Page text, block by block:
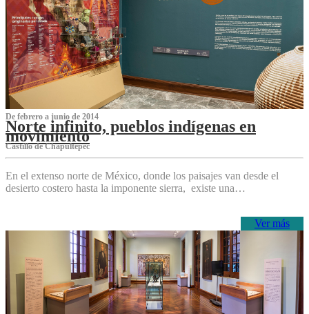
De febrero a junio de 2014
Norte infinito, pueblos indígenas en
movimiento
Castillo de Chapultepec
En el extenso norte de México, donde los paisajes van desde el
desierto costero hasta la imponente sierra, existe una…
Ver más